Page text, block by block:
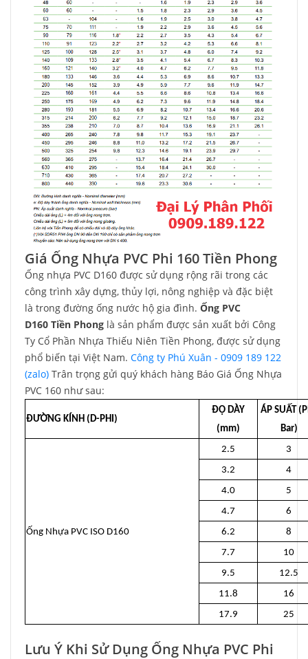
Giá Ống Nhựa PVC Phi 160 Tiền Phong
Ống nhựa PVC D160 được sử dụng rộng rãi trong các
công trình xây dựng, thủy lợi, nông nghiệp và đặc biệt
là trong đường ống nước hộ gia đình. Ống PVC
D160 Tiền Phong là sản phẩm được sản xuất bởi Công
Ty Cổ Phần Nhựa Thiếu Niên Tiền Phong, được sử dụng
phổ biến tại Việt Nam. Công ty Phú Xuân - 0909 189 122
(zalo) Trân trọng gửi quý khách hàng Báo Giá Ống Nhựa
PVC 160 như sau:
ĐƯỜNG KÍNH (D-PHI)
ĐỘ DÀY
(mm)
ÁP SUẤT
Bar)
Ống Nhựa PVC ISO D160
2.5
3
3.2
4
4.0
5
4.7
6
6.2
8
7.7
10
9.5
12.5
11.8
16
17.9
25
Lưu Ý Khi Sử Dụng Ống Nhựa PVC Phi